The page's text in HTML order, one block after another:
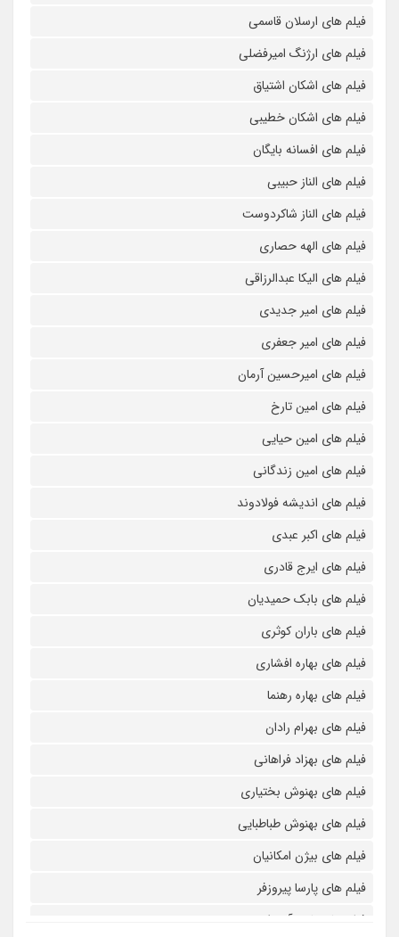
فیلم های ارسلان قاسمی
فیلم های ارژنگ امیرفضلی
فیلم های اشکان اشتیاق
فیلم های اشکان خطیبی
فیلم های افسانه بایگان
فیلم های الناز حبیبی
فیلم های الناز شاکردوست
فیلم های الهه حصاری
فیلم های الیکا عبدالرزاقی
فیلم های امیر جدیدی
فیلم های امیر جعفری
فیلم های امیرحسین آرمان
فیلم های امین تارخ
فیلم های امین حیایی
فیلم های امین زندگانی
فیلم های اندیشه فولادوند
فیلم های اکبر عبدی
فیلم های ایرج قادری
فیلم های بابک حمیدیان
فیلم های باران کوثری
فیلم های بهاره افشاری
فیلم های بهاره رهنما
فیلم های بهرام رادان
فیلم های بهزاد فراهانی
فیلم های بهنوش بختیاری
فیلم های بهنوش طباطبایی
فیلم های بیژن امکانیان
فیلم های پارسا پیروزفر
فیلم های پانته آ بهرام